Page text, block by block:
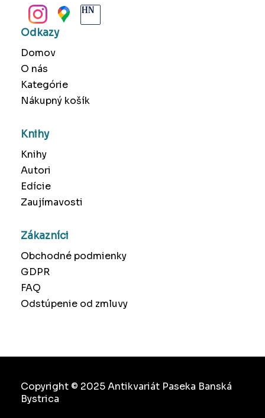
Odkazy
Domov
O nás
Kategórie
Nákupný košík
Knihy
Knihy
Autori
Edície
Zaujímavosti
Zákazníci
Obchodné podmienky
GDPR
FAQ
Odstúpenie od zmluvy
Copyright © 2025 Antikvariát Paseka Banská
Bystrica